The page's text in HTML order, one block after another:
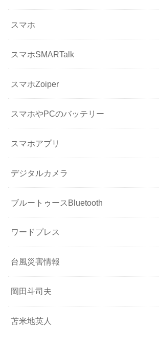
スマホ
スマホSMARTalk
スマホZoiper
スマホやPCのバッテリー
スマホアプリ
デジタルカメラ
ブルートゥースBluetooth
ワードプレス
台風災害情報
岡田斗司夫
苫米地英人